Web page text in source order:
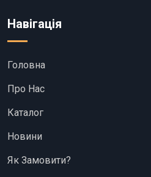
Навігація
Головна
Про Нас
Каталог
Новини
Як Замовити?